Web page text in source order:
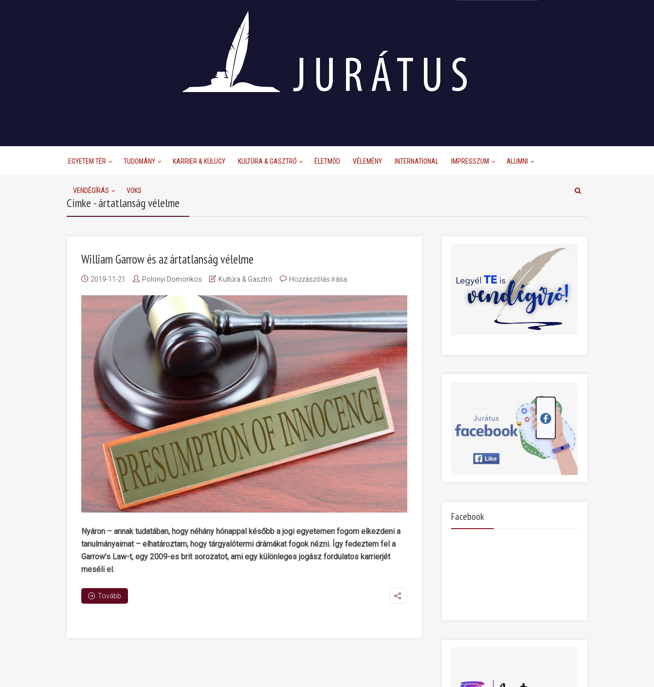
EGYETEM TÉR TUDOMÁNY KARRIER & KÜLÜGY KULTÚRA & GASZTRÓ ÉLETMÓD VÉLEMÉNY INTERNATIONAL IMPRESSZUM ALUMNI
VENDÉGÍRÁS VOKS
Címke - ártatlanság vélelme
William Garrow és az ártatlanság vélelme
2019-11-21 Polonyi Domonkos Kultúra & Gasztró Hozzászólás írása
Nyáron – annak tudatában, hogy néhány hónappal később a jogi egyetemen fogom elkezdeni a
tanulmányaimat – elhatároztam, hogy tárgyalótermi drámákat fogok nézni. Így fedeztem fel a
Garrow’s Law-t, egy 2009-es brit sorozatot, ami egy különleges jogász fordulatos karrierjét
meséli el.
Tovább
Facebook